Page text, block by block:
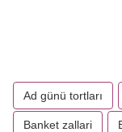
Ad günü tortları
Banket zallari